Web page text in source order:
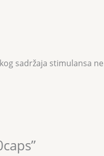
sadržaja stimulansa